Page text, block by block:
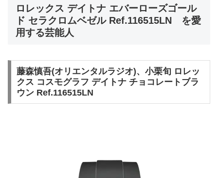
ロレックス デイトナ エバーローズゴール
ド セラクロムベゼル Ref.116515LN を愛
用する芸能人
藤森慎吾(オリエンタルラジオ)、小栗旬 ロレッ
クス コスモグラフ デイトナ チョコレートブラ
ウン Ref.116515LN